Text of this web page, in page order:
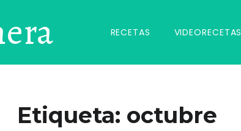
RECETAS VIDEORECETAS
Etiqueta: octubre